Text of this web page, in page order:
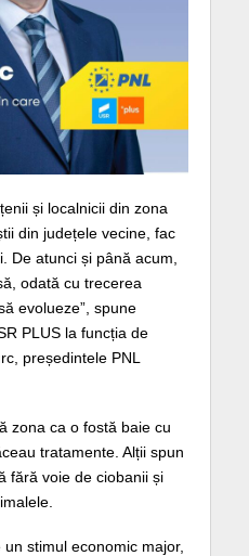
și localnicii din zona
din județele vecine, fac
De atunci și până acum,
odată cu trecerea
evolueze”, spune
PLUS la funcția de
președintele PNL
zona ca o fostă baie cu
tratamente. Alții spun
fără voie de ciobanii și
stimul economic major,